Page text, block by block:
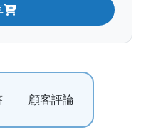
顧客評論